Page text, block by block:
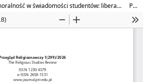
Religia a moralność w świadomości studentów: liberalizacja bioetyczna i obyczajowa w perspektywie modelu Osmera Pobierz